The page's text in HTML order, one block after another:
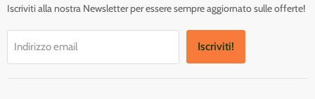
Iscriviti alla nostra Newsletter per essere sempre aggiornato sulle offerte!
Indirizzo email Iscriviti!